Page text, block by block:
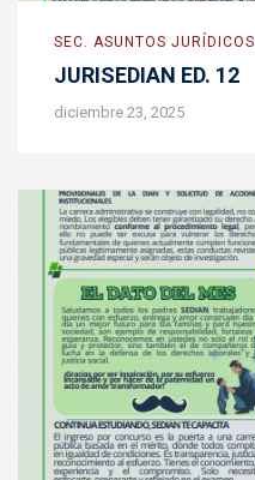
SEC. ASUNTOS JURÍDICOS
JURISEDIAN ED. 12
diciembre 23, 2025